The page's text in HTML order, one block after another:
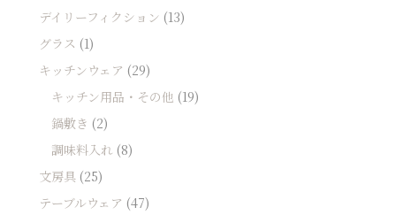
デイリーフィクション (13)
グラス (1)
キッチンウェア (29)
キッチン用品・その他 (19)
鍋敷き (2)
調味料入れ (8)
文房具 (25)
テーブルウェア (47)